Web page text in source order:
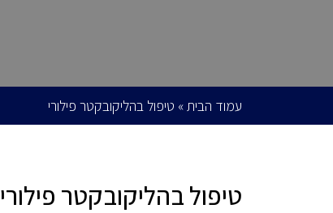
עמוד הבית» טיפול בהליקובקטר פילורי
טיפול בהליקובקטר פילורי